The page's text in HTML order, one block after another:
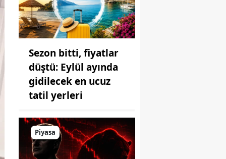
Sezon bitti, fiyatlar
düştü: Eylül ayında
gidilecek en ucuz
tatil yerleri
Piyasa